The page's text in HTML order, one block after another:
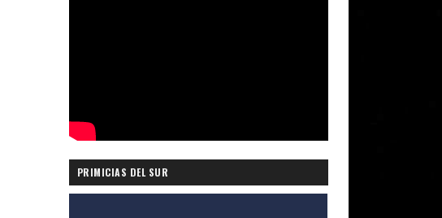
PRIMICIAS DEL SUR